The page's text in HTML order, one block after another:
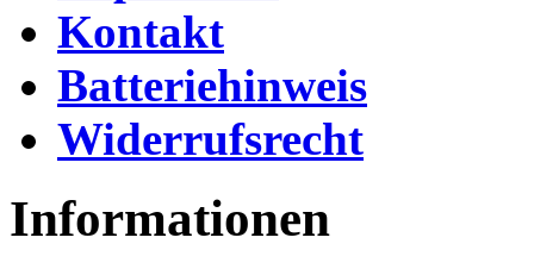
Kontakt
Batteriehinweis
Widerrufsrecht
Informationen